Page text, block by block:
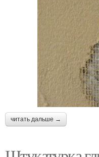
читать дальше →